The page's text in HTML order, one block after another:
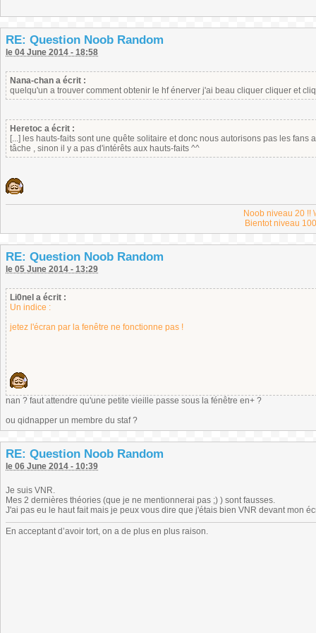
RE: Question Noob Random
le 04 June 2014 - 18:58
Nana-chan a écrit :
quelqu'un a trouver comment obtenir le hf énerver j'ai beau cliquer cliquer et
Heretoc a écrit :
[...] les hauts-faits sont une quête solitaire et donc nous autorisons pas les
tâche , sinon il y a pas d'intérêts aux hauts-faits ^^
Noob niveau 20 !!
Bientot niveau
RE: Question Noob Random
le 05 June 2014 - 13:29
Li0nel a écrit :
Un indice :
jetez l'écran par la fenêtre ne fonctionne pas !
nan ? faut attendre qu'une petite vieille passe sous la fénêtre en+ ?
ou qidnapper un membre du staf ?
RE: Question Noob Random
le 06 June 2014 - 10:39
Je suis VNR.
Mes 2 dernières théories (que je ne mentionnerai pas ;) ) sont fausses.
J'ai pas eu le haut fait mais je peux vous dire que j'étais bien VNR devant mon
En acceptant d’avoir tort, on a de plus en plus raison.